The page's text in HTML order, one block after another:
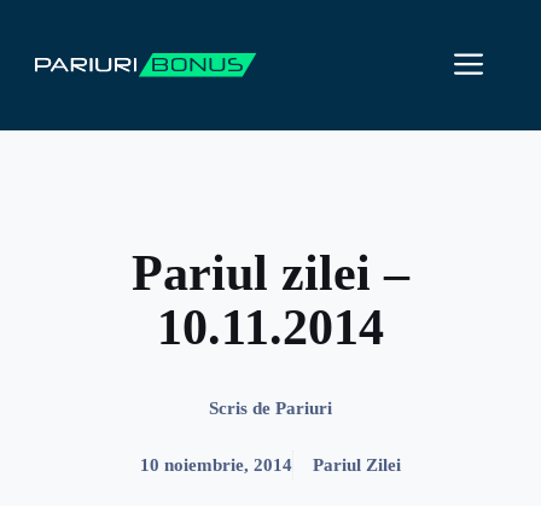
conținut
Pariul zilei –
10.11.2014
Scris de Pariuri
10 noiembrie, 2014 Pariul Zilei